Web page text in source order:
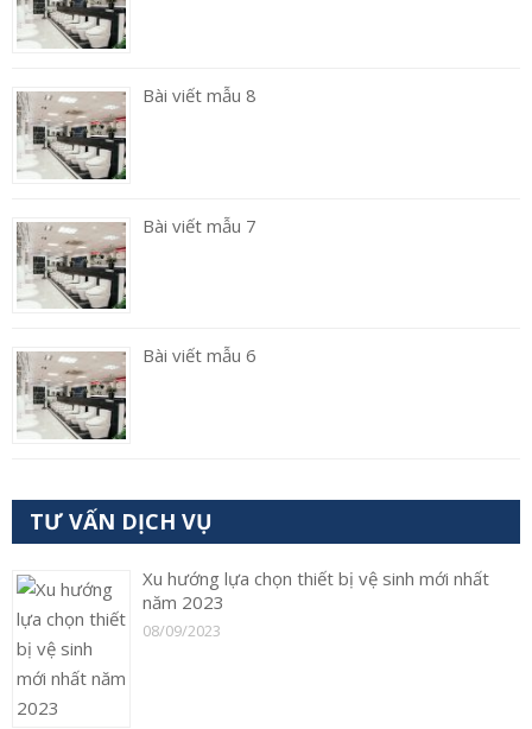
Bài viết mẫu 8
Bài viết mẫu 7
Bài viết mẫu 6
TƯ VẤN DỊCH VỤ
Xu hướng lựa chọn thiết bị vệ sinh mới nhất
năm 2023
08/09/2023